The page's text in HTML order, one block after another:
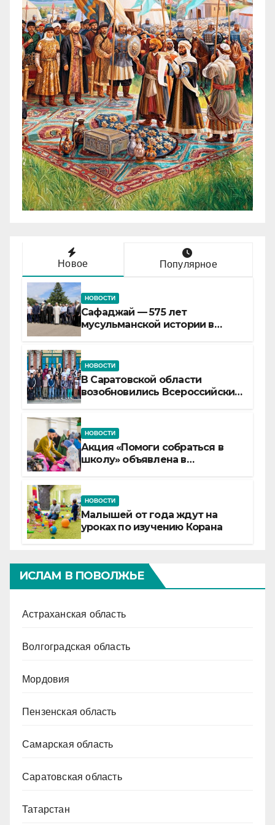
Новое Популярное
НОВОСТИ
Сафаджай — 575 лет
мусульманской истории в
НОВОСТИ
В Саратовской области
возобновились Всероссийские
НОВОСТИ
Акция «Помоги собраться в
школу» объявлена в
НОВОСТИ
Малышей от года ждут на
уроках по изучению Корана
ИСЛАМ В ПОВОЛЖЬЕ
Астраханская область
Волгоградская область
Мордовия
Пензенская область
Самарская область
Саратовская область
Татарстан